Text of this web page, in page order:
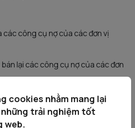
các công cụ nợ của các đơn vị
lại các công cụ nợ của các đơn
hoạt động tài chính
cookies nhằm mang lại
trải nghiệm tốt
web.